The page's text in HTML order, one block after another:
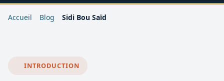
Accueil Blog Sidi Bou Saïd
INTRODUCTION